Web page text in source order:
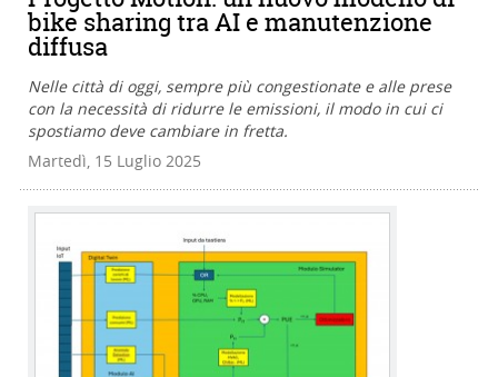
bike sharing tra AI e manutenzione
diffusa
Nelle città di oggi, sempre più congestionate e alle prese
con la necessità di ridurre le emissioni, il modo in cui ci
spostiamo deve cambiare in fretta.
Martedì, 15 Luglio 2025